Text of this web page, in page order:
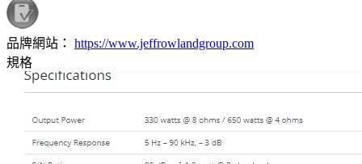
品牌網站： https://www.jeffrowlandgroup.com
規格